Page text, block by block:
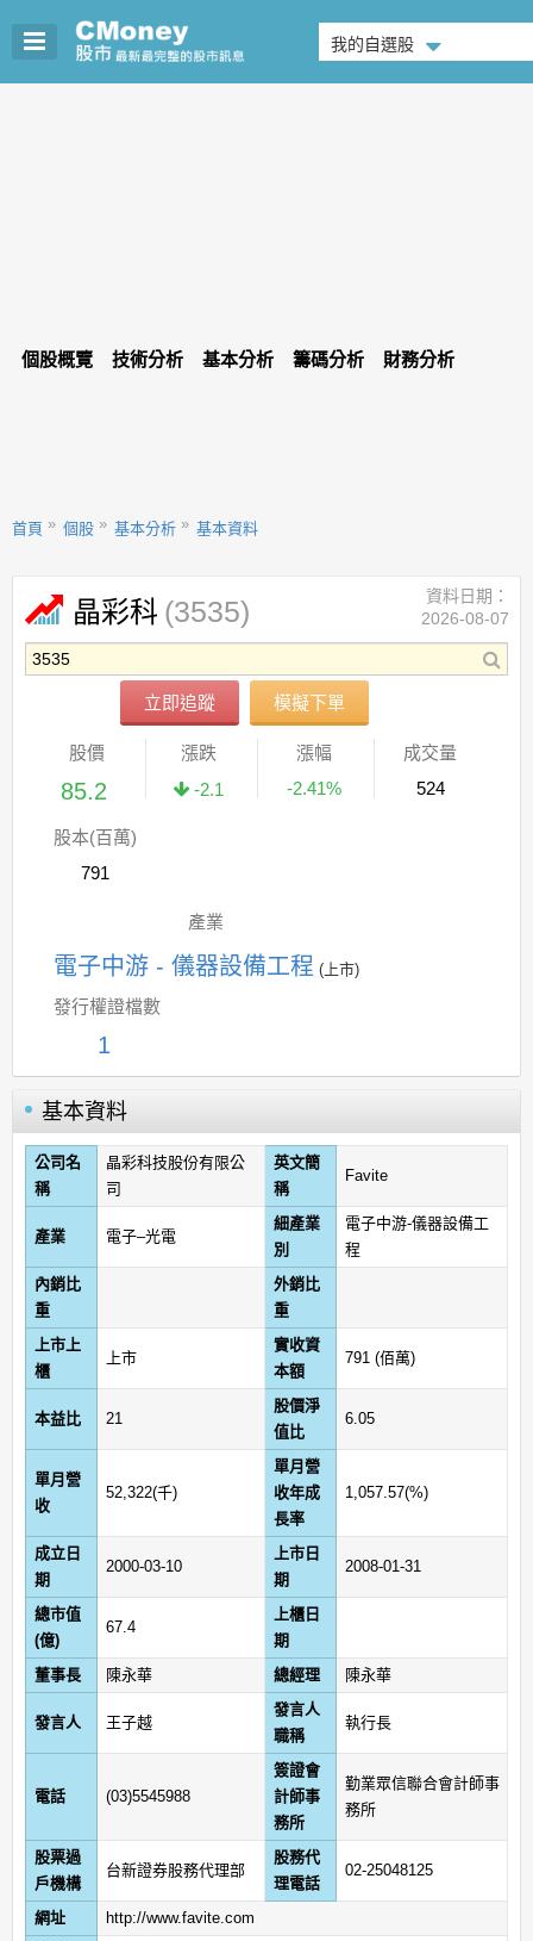
我的自選股
個股概覽 技術分析 基本分析 籌碼分析 財務分析
首頁 個股 基本分析 基本資料
晶彩科 (3535)
立即追蹤 模擬下單
資料日期：
2026-08-07
股價
85.2
漲跌
-2.1
漲幅
-2.41%
成交量
524
股本(百萬)
791
產業
電子中游 - 儀器設備工程 (上市)
發行權證檔數
1
基本資料
公司名
稱
晶彩科技股份有限公
司
英文簡
稱
Favite
產業 電子–光電
細產業
別
電子中游-儀器設備工
程
內銷比
重
外銷比
重
上市上
櫃
上市
實收資
本額
791 (佰萬)
本益比 21
股價淨
值比
6.05
單月營
收
52,322(千)
單月營
收年成
長率
1,057.57(%)
成立日
期
2000-03-10
上市日
期
2008-01-31
總市值
(億)
67.4
上櫃日
期
董事長
陳永華 總經理 陳永華
發言人 王子越
發言人
職稱
執行長
電話 (03)5545988
簽證會
計師事
務所
勤業眾信聯合會計師事
務所
股票過
戶機構
台新證券股務代理部
股務代
理電話
02-25048125
網址
http://www.favite.com